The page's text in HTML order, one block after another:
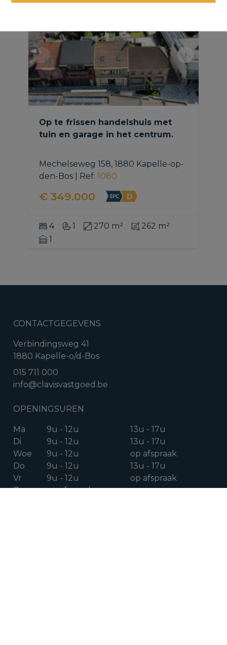
Op te frissen handelshuis met
tuin en garage in het centrum.
Mechelseweg 158, 1880 Kapelle-op-
den-Bos
Ref: 1080
€ 349.000
4 1 270 m²
262 m²
1
CONTACTGEGEVENS
Verbindingsweg 41
1880 Kapelle-o/d-Bos
015 711 000
info@clavisvastgoed.be
OPENINGSUREN
Ma 9u - 12u
13u - 17u
Di
9u - 12u
13u - 17u
Woe
9u - 12u
op afspraak
Do
9u - 12u
13u - 17u
Vr
9u - 12u
op afspraak
Za
op afspraak